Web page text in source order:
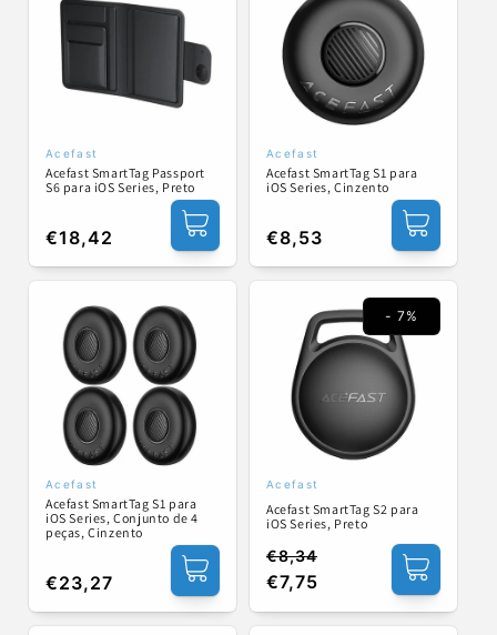
Fornecedor:
Acefast
Acefast SmartTag Passport
S6 para iOS Series, Preto
Preço
normal
€18,42
Fornecedor:
Acefast
Acefast SmartTag S1 para
iOS Series, Cinzento
Preço
normal
€8,53
Fornecedor:
Acefast
Acefast SmartTag S1 para
iOS Series, Conjunto de 4
peças, Cinzento
Preço
normal
€23,27
- 7%
Fornecedor:
Acefast
Acefast SmartTag S2 para
iOS Series, Preto
Preço
normal
€8,34
Preço
saldo
€7,75